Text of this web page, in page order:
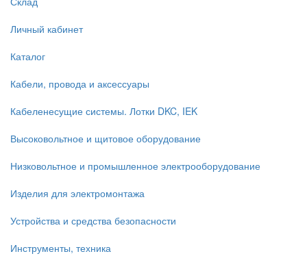
Личный кабинет
Каталог
Кабели, провода и аксессуары
Кабеленесущие системы. Лотки DKC, IEK
Высоковольтное и щитовое оборудование
Низковольтное и промышленное электрооборудование
Изделия для электромонтажа
Устройства и средства безопасности
Инструменты, техника